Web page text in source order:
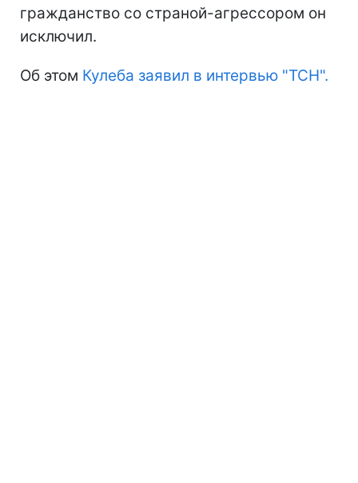
гражданство со страной-агрессором он
исключил.
Об этом Кулеба заявил в интервью "ТСН".